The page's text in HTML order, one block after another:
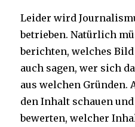
Leider wird
betrieben. Natürlich
berichten, welches
auch sagen, wer sich
aus welchen Gründen.
den Inhalt schauen
bewerten, welcher